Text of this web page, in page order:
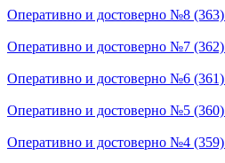
Оперативно и достоверно №8 (363)
Оперативно и достоверно №7 (362)
Оперативно и достоверно №6 (361)
Оперативно и достоверно №5 (360)
Оперативно и достоверно №4 (359)